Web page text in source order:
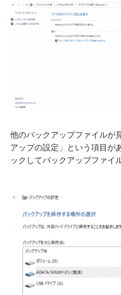
他のバックアップファイルが
アップの設定」という項目が
ックしてバックアップファイ